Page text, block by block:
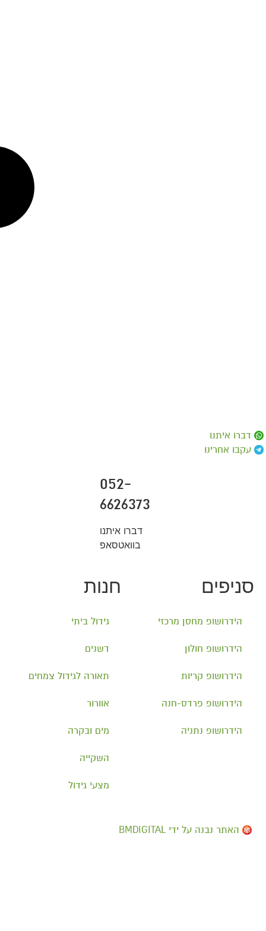
דברו איתנו
עקבו אחרינו
052-
6626373
דברו איתנו
בוואטסאפ
סניפים
הידרושופ מחסן מרכזי
הידרושופ חולון
הידרושופ קריות
הידרושופ פרדס-חנה
הידרושופ נתניה
חנות
גידול ביתי
דשנים
תאורה לגידול צמחים
אוורור
מים ובקרה
השקייה
מצעי גידול
האתר נבנה על ידי BMDIGITAL